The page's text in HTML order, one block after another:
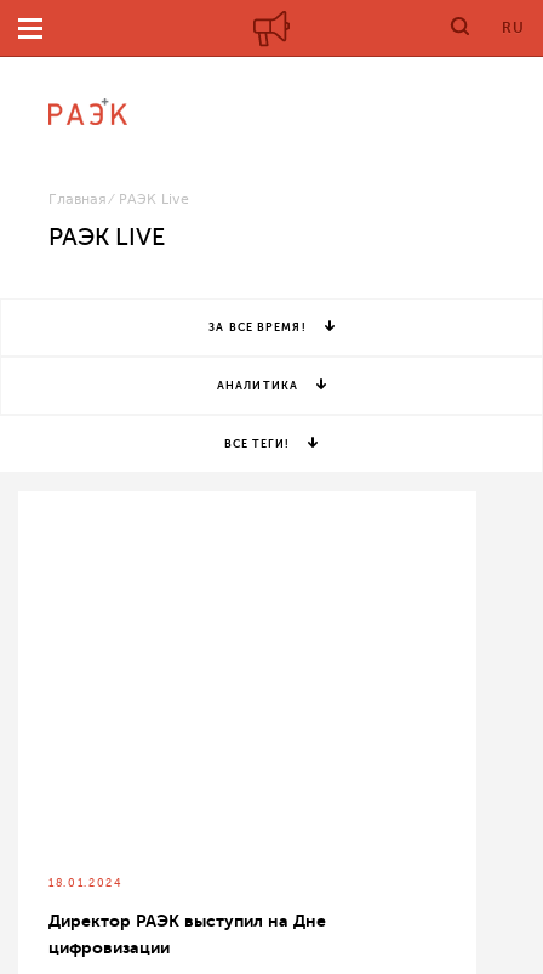
RU
Главная РАЭК Live
РАЭК LIVE
ЗА ВСЕ ВРЕМЯ!
АНАЛИТИКА
ВСЕ ТЕГИ!
18.01.2024
Директор РАЭК выступил на Дне
цифровизации